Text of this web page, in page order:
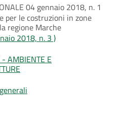
04 gennaio 2018, n. 1
per le costruzioni in zone
regione Marche
2018, n. 3 )
- AMBIENTE E